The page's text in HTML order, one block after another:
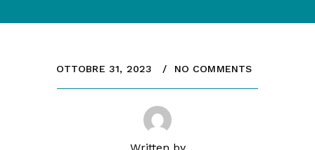
OTTOBRE 31, 2023 NO COMMENTS